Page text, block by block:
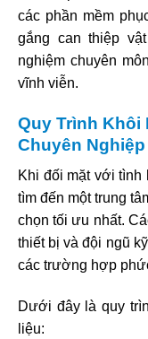
các phần mềm
gắng can thiệp
nghiệm chuyên
vĩnh viễn.
Quy Trình Khôi
Chuyên
Khi đối mặt với tình
tìm đến một trung
chọn tối ưu nhất.
thiết bị và đội ngũ
các trường hợp
Dưới đây là quy
liệu: